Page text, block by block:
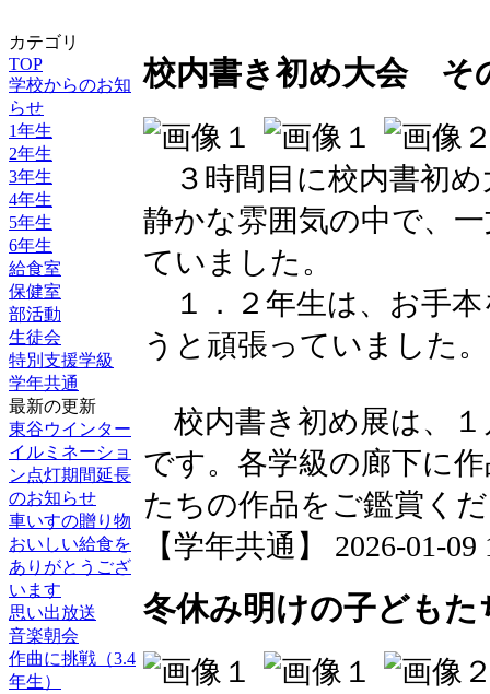
カテゴリ
TOP
学校からのお知
らせ
1年生
2年生
3年生
4年生
5年生
6年生
給食室
保健室
部活動
生徒会
特別支援学級
学年共通
最新の更新
東谷ウインター
イルミネーショ
ン点灯期間延長
のお知らせ
車いすの贈り物
おいしい給食を
ありがとうござ
います
思い出放送
音楽朝会
作曲に挑戦（3.4
年生）
校内書き初め大会 そ
３時間目に校内書初
静かな雰囲気の中で、
ていました。
１．２年生は、お手
うと頑張っていました。
校内書き初め展は、１
です。各学級の廊下に
たちの作品をご鑑賞く
【学年共通】 2026-01-09
冬休み明けの子どもた